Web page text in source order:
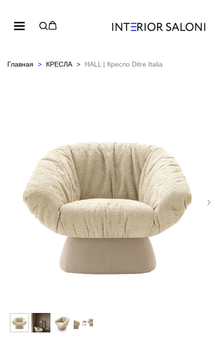
Главная КРЕСЛА HALL | Кресло Ditre Italia